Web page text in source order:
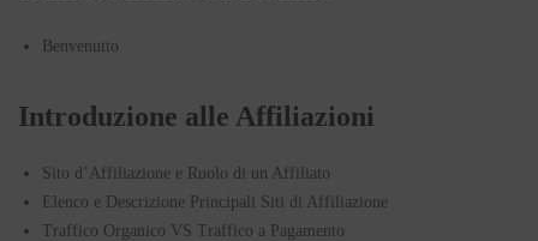
Benvenutto
Introduzione alle Affiliazioni
Sito d’Affiliazione e Ruolo di un Affiliato
Elenco e Descrizione Principali Siti di Affiliazione
Traffico Organico VS Traffico a Pagamento